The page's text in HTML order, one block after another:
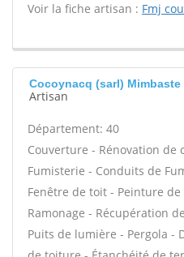
Voir la fiche artisan : Fmj
Cocoynacq (sarl) Mimbaste
Artisan
Département: 40
Couverture - Rénovation de
Fumisterie - Conduits de
Fenêtre de toit - Peinture
Ramonage - Récupération
Puits de lumière - Pergola -